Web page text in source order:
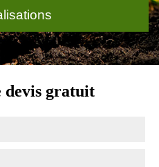
devis gratuit